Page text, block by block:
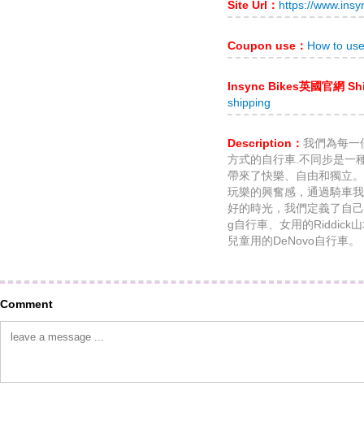
Site Url： https://
Coupon use： How to
Insync Bikes英國官網
shipping
Description： 我們為每一
方式的自行車.不同步是一
帶來了快樂、自由和獨立
玩樂的興奮感，通過騎車
好的時光，我們定義了自
g自行車、女用的Riddick
兒童用的DeNovo自行車。
Comment